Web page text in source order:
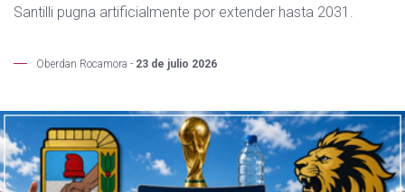
Santilli pugna artificialmente por extender hasta 2031.
Oberdan Rocamora - 23 de julio 2026